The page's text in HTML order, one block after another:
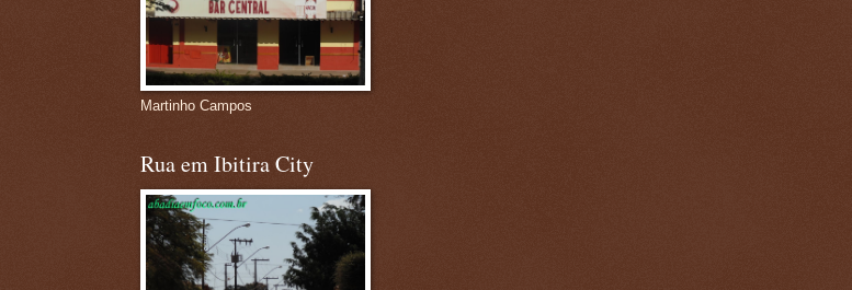
Martinho Campos
Rua em Ibitira City